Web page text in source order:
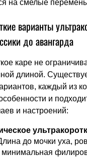
на смелые
варианты
до авангарда
каре не
длиной.
каждый из
и
и настроений:
до мочки уха,
минимальная